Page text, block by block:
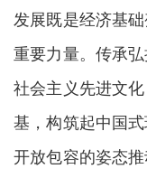
发展既是经济基
重要力量。传承
社会主义先进文
基，构筑起中国
开放包容的姿态